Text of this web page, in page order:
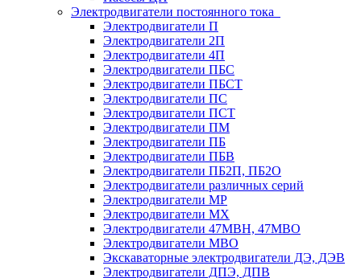
Электродвигатели постоянного тока
Электродвигатели П
Электродвигатели 2П
Электродвигатели 4П
Электродвигатели ПБС
Электродвигатели ПБСТ
Электродвигатели ПС
Электродвигатели ПСТ
Электродвигатели ПМ
Электродвигатели ПБ
Электродвигатели ПБВ
Электродвигатели ПБ2П, ПБ2О
Электродвигатели различных серий
Электродвигатели МР
Электродвигатели MX
Электродвигатели 47MBH, 47МВО
Электродвигатели MBO
Экскаваторные электродвигатели ДЭ, ДЭВ
Электродвигатели ДПЭ, ДПВ